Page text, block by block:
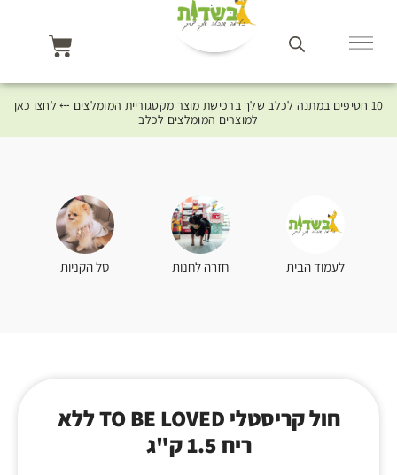
10 חטיפים במתנה לכלב שלך ברכישת מוצר מקטגוריית המומלצים ⤎ לחצו כאן
למוצרים המומלצים לכלב
לעמוד הבית חזרה לחנות סל הקניות
חול קריסטלי TO BE LOVED ללא
ריח 1.5 ק"ג